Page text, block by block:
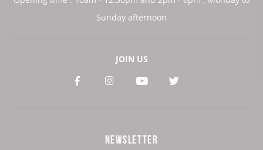
Sunday afternoon
JOIN US
See
See See See
NEWSLETTER